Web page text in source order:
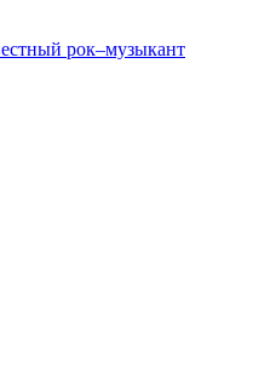
рок–музыкант